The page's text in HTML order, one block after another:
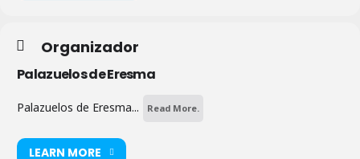
Organizador
Palazuelos de Eresma
Palazuelos de Eresma... Read More.
LEARN MORE